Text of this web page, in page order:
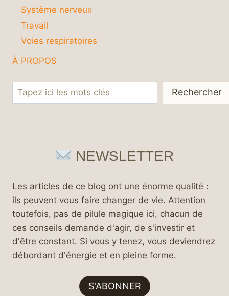
Système nerveux
Travail
Voies respiratoires
À PROPOS
Rechercher Rechercher
NEWSLETTER
Les articles de ce blog ont une énorme qualité :
ils peuvent vous faire changer de vie. Attention
toutefois, pas de pilule magique ici, chacun de
ces conseils demande d'agir, de s'investir et
d'être constant. Si vous y tenez, vous deviendrez
débordant d'énergie et en pleine forme.
S'ABONNER